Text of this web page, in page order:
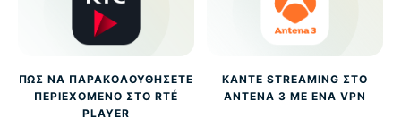
ΠΏΣ ΝΑ ΠΑΡΑΚΟΛΟΥΘΉΣΕΤΕ
ΠΕΡΙΕΧΌΜΕΝΟ ΣΤΟ RTÉ
PLAYER
ΚΆΝΤΕ STREAMING ΣΤΟ
ANTENA 3 ΜΕ ΈΝΑ VPN